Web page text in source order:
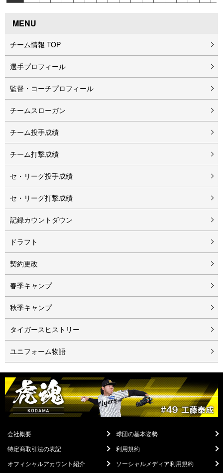
MENU
チーム情報 TOP
選手プロフィール
監督・コーチプロフィール
チームスローガン
チーム投手成績
チーム打撃成績
セ・リーグ投手成績
セ・リーグ打撃成績
記録カウントダウン
ドラフト
契約更改
春季キャンプ
秋季キャンプ
タイガースヒストリー
ユニフォーム物語
会社概要
球団の基本姿勢
特定商取引法の表記
利用規約
オフィシャルアカウント紹介
ソーシャルメディア利用規約